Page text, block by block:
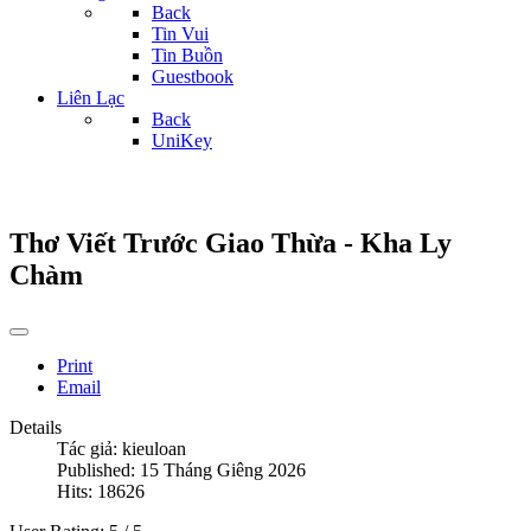
Back
Tin Vui
Tin Buồn
Guestbook
Liên Lạc
Back
UniKey
Thơ Viết Trước Giao Thừa - Kha Ly
Chàm
Print
Email
Details
Tác giả: kieuloan
Published: 15 Tháng Giêng 2026
Hits: 18626